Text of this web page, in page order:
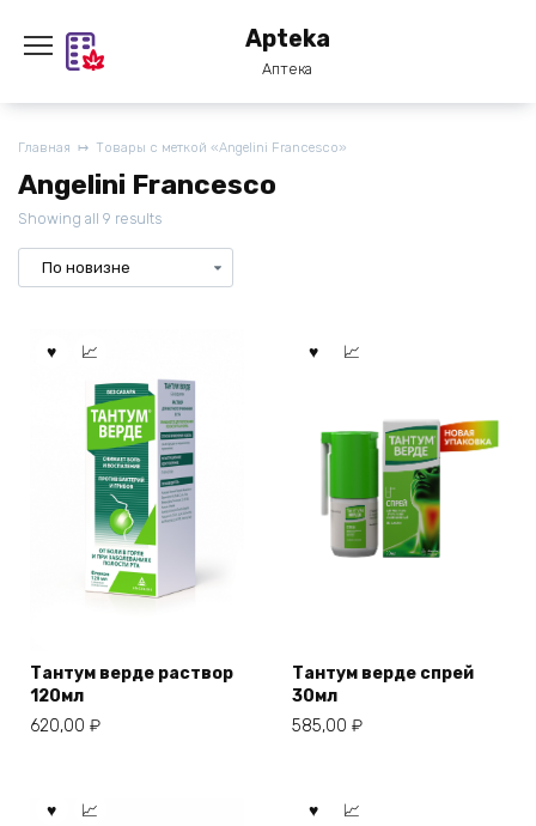
содержанию
Apteka
Аптека
Главная Товары с меткой «Angelini Francesco»
Angelini Francesco
Showing all 9 results
Тантум верде раствор
120мл
620,00 ₽
Тантум верде спрей
30мл
585,00 ₽